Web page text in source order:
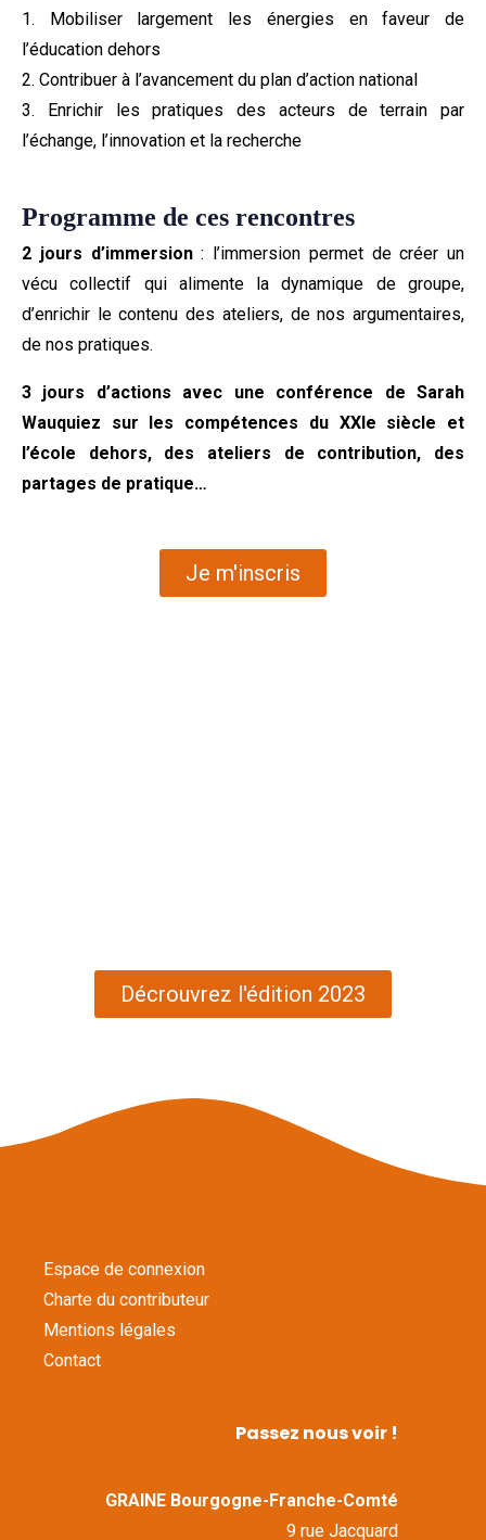
1. Mobiliser largement les énergies en faveur de
l’éducation dehors
2. Contribuer à l’avancement du plan d’action national
3. Enrichir les pratiques des acteurs de terrain par
l’échange, l’innovation et la recherche
Programme de ces rencontres
2 jours d’immersion: l’immersion permet de créer un
vécu collectif qui alimente la dynamique de groupe,
d’enrichir le contenu des ateliers, de nos argumentaires,
de nos pratiques.
3 jours d’actions avec une conférence de Sarah
Wauquiez sur les compétences du XXIe siècle et
l’école dehors, des ateliers de contribution, des
partages de pratique…
Je m'inscris
Décrouvrez l'édition 2023
Espace de connexion
Charte du contributeur
Mentions légales
Contact
Passez nous voir !
GRAINE Bourgogne-Franche-Comté
9 rue Jacquard